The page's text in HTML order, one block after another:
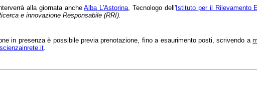
alla giornata ancheAlba L'Astorina, Tecnologo dell' Istituto per il Rilevamento
e innovazione Responsabile (RRI).
in presenza è possibile previa prenotazione, fino a esaurimento posti, scrivendo a
.